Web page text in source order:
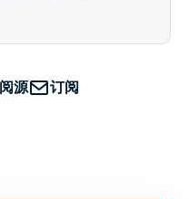
源 订阅